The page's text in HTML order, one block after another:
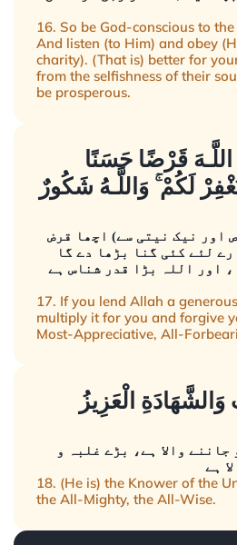
16. So be God-conscious to
And listen (to Him) and obey
charity). (That is) better for
from the selfishness of their
be prosperous.
اللَّـهَ قَرْضًا حَسَنًا
لَكُمْ ۚ وَاللَّـهُ شَكُورٌ
اور نیک نیتی سے) اچھا قرض
لئے کئی گنا بڑھا دے گا
اور اللہ بڑا قدر شناس ہے
17. If you lend Allah a
multiply it for you and forgive
Most-Appreciative, All-
وَالشَّهَادَةِ الْعَزِيزُ
والا ہے، بڑے غلبہ و
ہے
18. (He is) the Knower of the
the All-Mighty, the All-Wise.